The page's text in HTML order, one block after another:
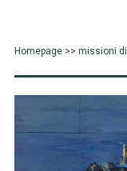
Homepage>> missioni